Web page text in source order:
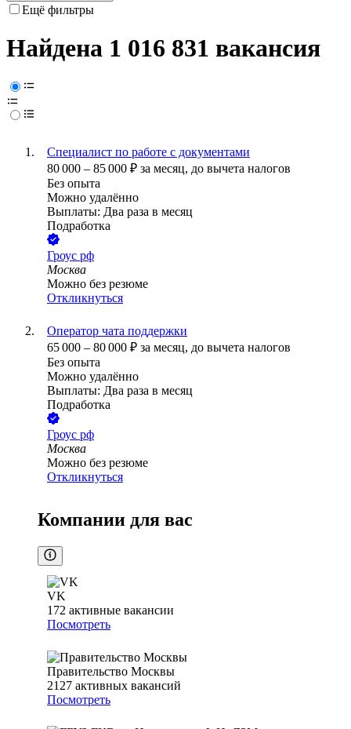
Ещё фильтры
Найдена 1 016 831 вакансия
Специалист по работе с документами
80 000 – 85 000 ₽ за месяц, до вычета налогов
Без опыта
Можно удалённо
Выплаты: Два раза в месяц
Подработка
Гроус рф
Москва
Можно без резюме
Откликнуться
Оператор чата поддержки
65 000 – 80 000 ₽ за месяц, до вычета налогов
Без опыта
Можно удалённо
Выплаты: Два раза в месяц
Подработка
Гроус рф
Москва
Можно без резюме
Откликнуться
Компании для вас
VK
172 активные вакансии
Посмотреть
Правительство Москвы
2127 активных вакансий
Посмотреть